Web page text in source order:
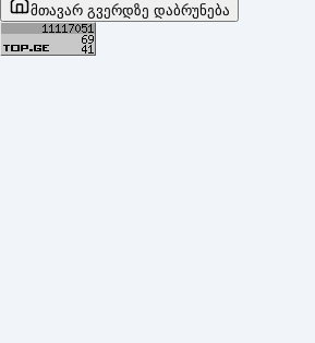
მთავარ გვერდზე დაბრუნება